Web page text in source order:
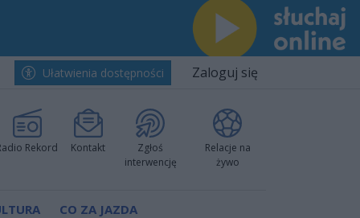
Ułatwienia dostępności Zaloguj się
Rekord Kontakt
Zgłoś
interwencję
Relacje na
żywo
CO ZA JAZDA